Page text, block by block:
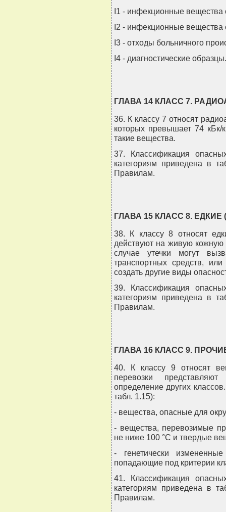
I1 - инфекционные
I2 - инфекционные вещества
I3 - отходы больничного
I4 - диагностические образцы.
ГЛАВА 14 КЛАСС 7.
36. К классу 7 относят
которых превышает 74 кБк/
такие вещества.
37. Классификация
категориям приведена в
Правилам.
ГЛАВА 15 КЛАСС 8.
38. К классу 8 относят
действуют на живую кожную
случае утечки могут
транспортных средств,
создать другие виды
39. Классификация
категориям приведена в
Правилам.
ГЛАВА 16 КЛАСС 9.
40. К классу 9 относят
перевозки
определение других
табл. 1.15):
- вещества, опасные для
- вещества, перевозимые
не ниже 100 °C и твердые
- генетически
попадающие под критерии
41. Классификация
категориям приведена в
Правилам.